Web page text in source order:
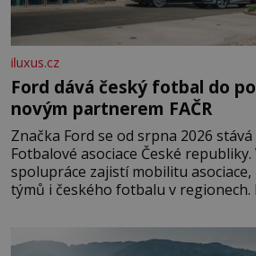
iluxus.cz
Ford dává český fotbal do
novým partnerem FAČR
Značka Ford se od srpna 2026
Fotbalové asociace České
spolupráce zajistí mobilitu
týmů i českého fotbalu v